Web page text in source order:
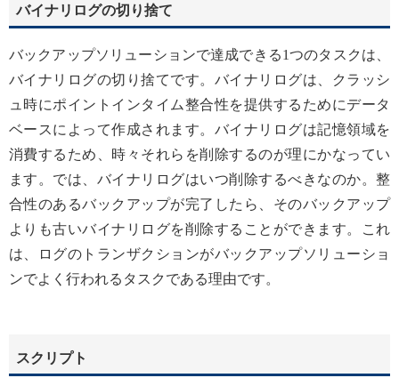
バイナリログの切り捨て
バックアップソリューションで達成できる1つのタスクは、
バイナリログの切り捨てです。バイナリログは、クラッシ
ュ時にポイントインタイム整合性を提供するためにデータ
ベースによって作成されます。バイナリログは記憶領域を
消費するため、時々それらを削除するのが理にかなってい
ます。では、バイナリログはいつ削除するべきなのか。整
合性のあるバックアップが完了したら、そのバックアップ
よりも古いバイナリログを削除することができます。これ
は、ログのトランザクションがバックアップソリューショ
ンでよく行われるタスクである理由です。
スクリプト